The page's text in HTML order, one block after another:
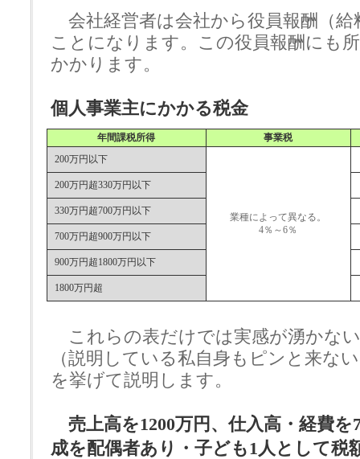
会社経営者は会社から役員報酬（給
ことになります。この役員報酬にも
かかります。
個人事業主にかかる税金
年間課税所得 事業税
200万円以下
業種によって異なる。
4％～6％
200万円超330万円以下
330万円超700万円以下
700万円超900万円以下
900万円超1800万円以下
1800万円超
これらの表だけでは実感が湧かな
（説明している私自身もピンと来な
を挙げて説明します。
売上高を1200万円、仕入高・経費を
成を配偶者あり・子ども1人として税